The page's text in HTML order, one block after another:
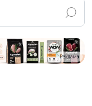
Реклама